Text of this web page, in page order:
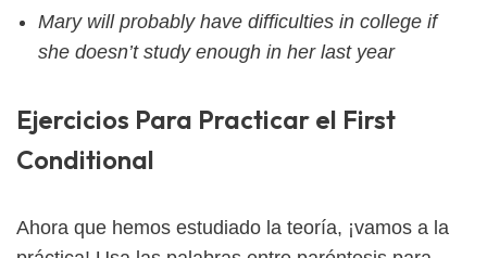
Mary will probably have difficulties in college if
she doesn’t study enough in her last year
Ejercicios Para Practicar el First
Conditional
Ahora que hemos estudiado la teoría, ¡vamos a la